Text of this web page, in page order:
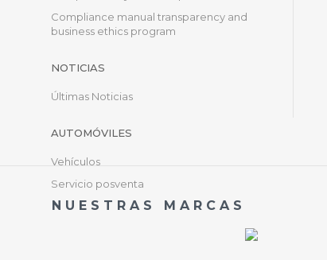
Compliance manual transparency and
business ethics program
NOTICIAS
Últimas Noticias
AUTOMÓVILES
Vehículos
Servicio posventa
NUESTRAS MARCAS